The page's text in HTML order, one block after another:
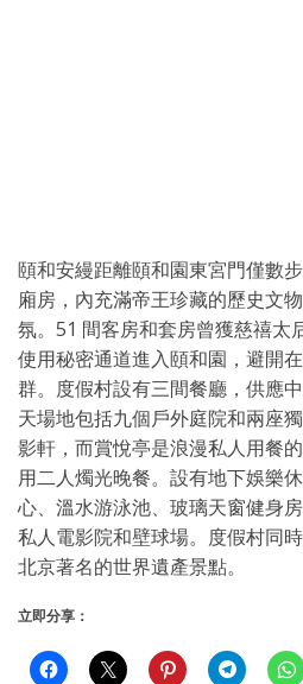
頤和安縵距離頤和園東宮門僅數
廂房，內充滿帝王珍藏的歷史文
氛。51 間客房和套房曾獲慈禧太
使用秘密通道進入頤和園，避開
群。度假村設有三間餐廳，供應
天場地包括九個戶外庭院和兩座
影軒，而賞悅亭是浪漫私人用餐
用二人燭光晚餐。設有地下娛樂
心、溫水游泳池、玻璃天窗健身
私人電影院和壁球場。度假村同
北京著名的世界遺產景點。
立即分享：